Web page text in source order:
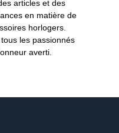
articles et des
en matière de
horlogers.
les passionnés
averti.